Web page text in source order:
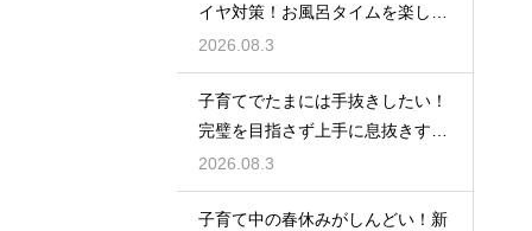
イヤ対策！お風呂タイムを楽しく
するアイデア
2026.08.3
子育てでたまには手抜きしたい！
完璧を目指さず上手に息抜きする
ライフハック集
2026.08.3
子育て中の春休みがしんどい！新